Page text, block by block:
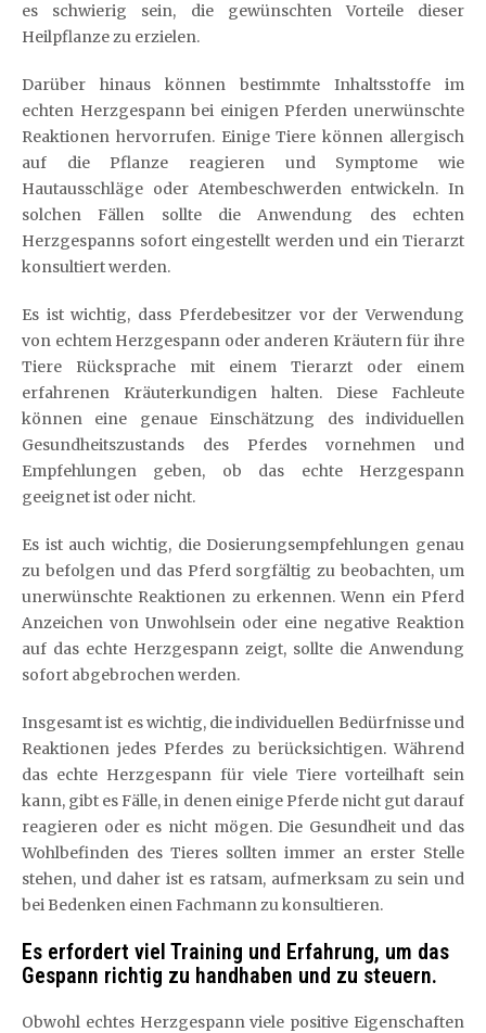
es schwierig sein, die gewünschten Vorteile dieser
Heilpflanze zu erzielen.
Darüber hinaus können bestimmte Inhaltsstoffe im
echten Herzgespann bei einigen Pferden unerwünschte
Reaktionen hervorrufen. Einige Tiere können allergisch
auf die Pflanze reagieren und Symptome wie
Hautausschläge oder Atembeschwerden entwickeln. In
solchen Fällen sollte die Anwendung des echten
Herzgespanns sofort eingestellt werden und ein Tierarzt
konsultiert werden.
Es ist wichtig, dass Pferdebesitzer vor der Verwendung
von echtem Herzgespann oder anderen Kräutern für ihre
Tiere Rücksprache mit einem Tierarzt oder einem
erfahrenen Kräuterkundigen halten. Diese Fachleute
können eine genaue Einschätzung des individuellen
Gesundheitszustands des Pferdes vornehmen und
Empfehlungen geben, ob das echte Herzgespann
geeignet ist oder nicht.
Es ist auch wichtig, die Dosierungsempfehlungen genau
zu befolgen und das Pferd sorgfältig zu beobachten, um
unerwünschte Reaktionen zu erkennen. Wenn ein Pferd
Anzeichen von Unwohlsein oder eine negative Reaktion
auf das echte Herzgespann zeigt, sollte die Anwendung
sofort abgebrochen werden.
Insgesamt ist es wichtig, die individuellen Bedürfnisse und
Reaktionen jedes Pferdes zu berücksichtigen. Während
das echte Herzgespann für viele Tiere vorteilhaft sein
kann, gibt es Fälle, in denen einige Pferde nicht gut darauf
reagieren oder es nicht mögen. Die Gesundheit und das
Wohlbefinden des Tieres sollten immer an erster Stelle
stehen, und daher ist es ratsam, aufmerksam zu sein und
bei Bedenken einen Fachmann zu konsultieren.
Es erfordert viel Training und Erfahrung, um das
Gespann richtig zu handhaben und zu steuern.
Obwohl echtes Herzgespann viele positive Eigenschaften